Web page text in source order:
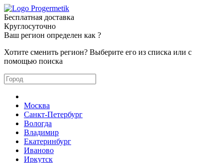
Бесплатная доставка
Круглосуточно
Ваш регион определен как ?
Хотите сменить регион? Выберите его из списка или с
помощью поиска
Москва
Санкт-Петербург
Вологда
Владимир
Екатеринбург
Иваново
Иркутск